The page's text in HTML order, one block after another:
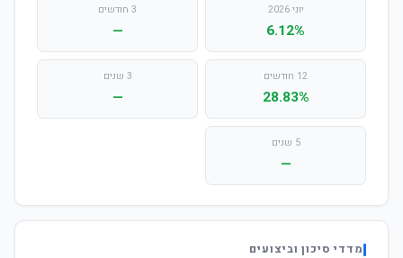
יוני 2026
6.12%
3 חודשים
—
12 חודשים
28.83%
3 שנים
—
5 שנים
—
מדדי סיכון וביצועים